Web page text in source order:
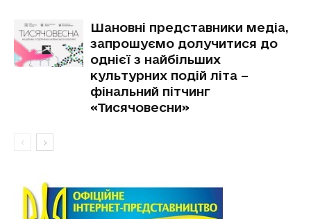
Шановні представники медіа,
запрошуємо долучитися до
однієї з найбільших
культурних подій літа –
фінальний пітчинг
«Тисячовесни»